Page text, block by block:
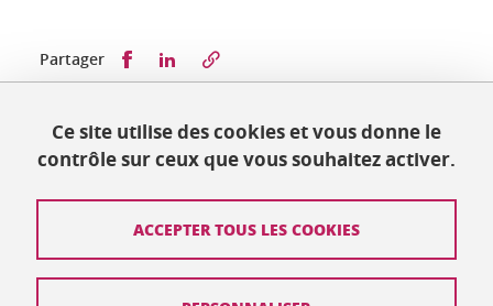
Partager Partager sur Facebook
Partager sur LinkedIn
Publié le 17 janvier 2020
Mis à jour le 17 janvier 2020
Contact
Ce site utilise des cookies et vous donne le
contrôle sur ceux que vous souhaitez activer.
ACCEPTER TOUS LES COOKIES